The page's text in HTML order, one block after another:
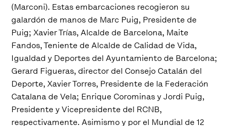
(Marconi). Estas embarcaciones recogieron su
galardón de manos de Marc Puig, Presidente de
Puig; Xavier Trías, Alcalde de Barcelona, Maite
Fandos, Teniente de Alcalde de Calidad de Vida,
Igualdad y Deportes del Ayuntamiento de Barcelona;
Gerard Figueras, director del Consejo Catalán del
Deporte, Xavier Torres, Presidente de la Federación
Catalana de Vela; Enrique Corominas y Jordi Puig,
Presidente y Vicepresidente del RCNB,
respectivamente. Asimismo y por el Mundial de 12